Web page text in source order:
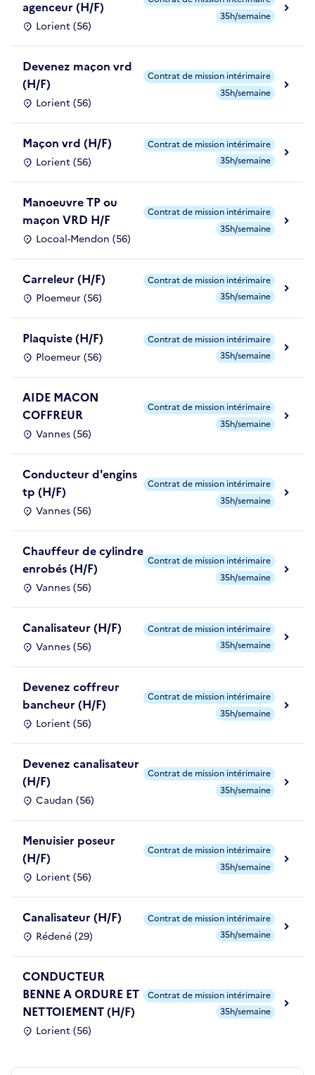
agenceur (H/F)
Lorient (56)
35h/semaine
Devenez maçon vrd
(H/F)
Lorient (56)
Contrat de mission intérimaire
35h/semaine
Maçon vrd (H/F)
Lorient (56)
Contrat de mission intérimaire
35h/semaine
Manoeuvre TP ou
maçon VRD H/F
Locoal-Mendon (56)
Contrat de mission intérimaire
35h/semaine
Carreleur (H/F)
Ploemeur (56)
Contrat de mission intérimaire
35h/semaine
Plaquiste (H/F)
Ploemeur (56)
Contrat de mission intérimaire
35h/semaine
AIDE MACON
COFFREUR
Vannes (56)
Contrat de mission intérimaire
35h/semaine
Conducteur d'engins
tp (H/F)
Vannes (56)
Contrat de mission intérimaire
35h/semaine
Chauffeur de cylindre
enrobés (H/F)
Vannes (56)
Contrat de mission intérimaire
35h/semaine
Canalisateur (H/F)
Vannes (56)
Contrat de mission intérimaire
35h/semaine
Devenez coffreur
bancheur (H/F)
Lorient (56)
Contrat de mission intérimaire
35h/semaine
Devenez canalisateur
(H/F)
Caudan (56)
Contrat de mission intérimaire
35h/semaine
Menuisier poseur
(H/F)
Lorient (56)
Contrat de mission intérimaire
35h/semaine
Canalisateur (H/F)
Rédené (29)
Contrat de mission intérimaire
35h/semaine
CONDUCTEUR
BENNE A ORDURE ET
NETTOIEMENT (H/F)
Lorient (56)
Contrat de mission intérimaire
35h/semaine